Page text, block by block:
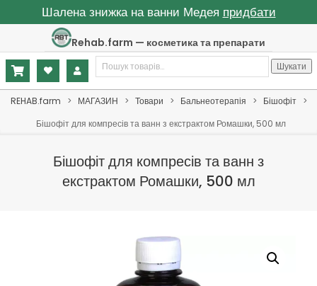
Шалена знижка на ванни Медея придбати
to
content
Rehab.farm — косметика та препарати
Шукати: Шукати
Primary
REHAB.farm > МАГАЗИН > Товари > Бальнеотерапія > Бішофіт
>
Бішофіт для компресів та ванн з екстрактом Ромашки, 500 мл
Бішофіт для компресів та ванн з
екстрактом Ромашки, 500 мл